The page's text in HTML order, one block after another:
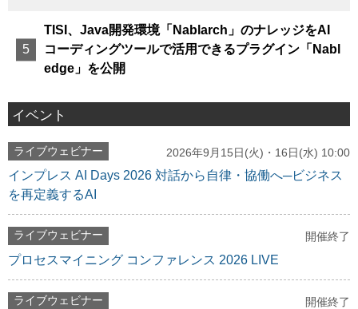
TISI、Java開発環境「Nablarch」のナレッジをAI
コーディングツールで活用できるプラグイン「Nabl
edge」を公開
イベント
ライブウェビナー 2026年9月15日(火)・16日(水) 10:00
インプレス AI Days 2026 対話から自律・協働へ─ビジネス
を再定義するAI
ライブウェビナー 開催終了
プロセスマイニング コンファレンス 2026 LIVE
ライブウェビナー 開催終了